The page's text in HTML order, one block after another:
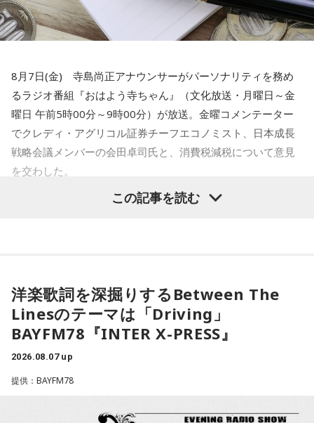
がなくなっていくわけです。それを町内会の方々が寄付とか
集めてやってるわけじゃないですか」
一蔵 「だからね、この記事を読んだら「AIを駆使して盛り上
げていく」とか」
水谷「おお～」
「これね、楽しんでやってほしいなってものすごい思
ると思うんですけど、温かくこの子を迎えて、いい町内会に
していただければ」
水谷「素晴らしい」
変わると思うのよ」
8月7日(金) 寺島尚正アナウンサーがパーソナリティを務め
るラジオ番組『おはよう寺ちゃん』（文化放送・月曜日～金
曜日 午前5時00分～9時00分）が放送。金曜コメンテーター
でクレディ・アグリコル証券チーフエコノミスト、日本成長
戦略会議メンバーの会田卓司氏と、消費税減税について意見
を交わした。
寺島「高市政権が閣議決定した消費税の減税方針が、日米関
か、インフレ抑制策を実行するか。私なら後者を優先する」
と話したといいます。自民党内では、トランプ政権が積極財
政の修正を求めるシナリオを警戒する声が上がりました。閣
僚経験者の一人は「アメリカが消費税の減税や歳出増にどれ
ほど注文をつけるのか見極める必要がある」このように強調
したといいます。消費税減税が日米関係の新たな火種に浮上
という。アメリカの政府高官が言ったということなんです
この記事を読む
洋楽歌詞を深掘りするBetween The
Linesのテーマは「Driving」
BAYFM78『INTER X-PRESS』
2026.08.07 up
提供：BAYFM78